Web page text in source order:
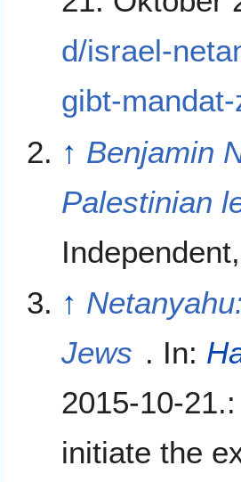
d/israel-
gibt-
↑ Benjamin
Palestinian
↑
Jews . In:
2015-10-21
initiate the